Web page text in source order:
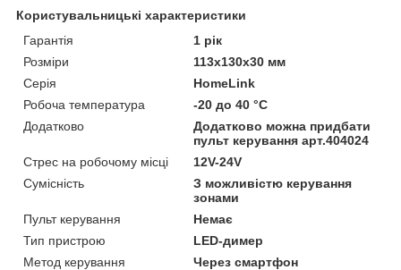
Користувальницькі характеристики
Гарантія
1 рік
Розміри
113х130х30 мм
Серія
HomeLink
Робоча температура
-20 до 40 °C
Додатково
Додатково можна придбати
пульт керування арт.404024
Стрес на робочому місці
12V-24V
Сумісність
З можливістю керування
зонами
Пульт керування
Немає
Тип пристрою
LED-димер
Метод керування
Через смартфон